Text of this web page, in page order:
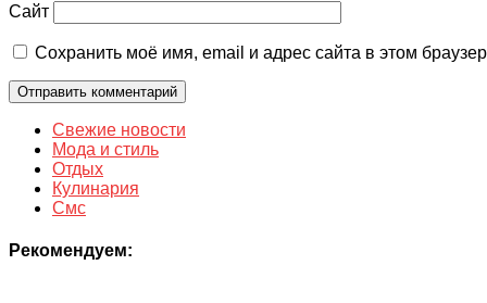
Сайт
Сохранить моё имя, email и адрес сайта в этом
Свежие новости
Мода и стиль
Отдых
Кулинария
Смс
Рекомендуем: